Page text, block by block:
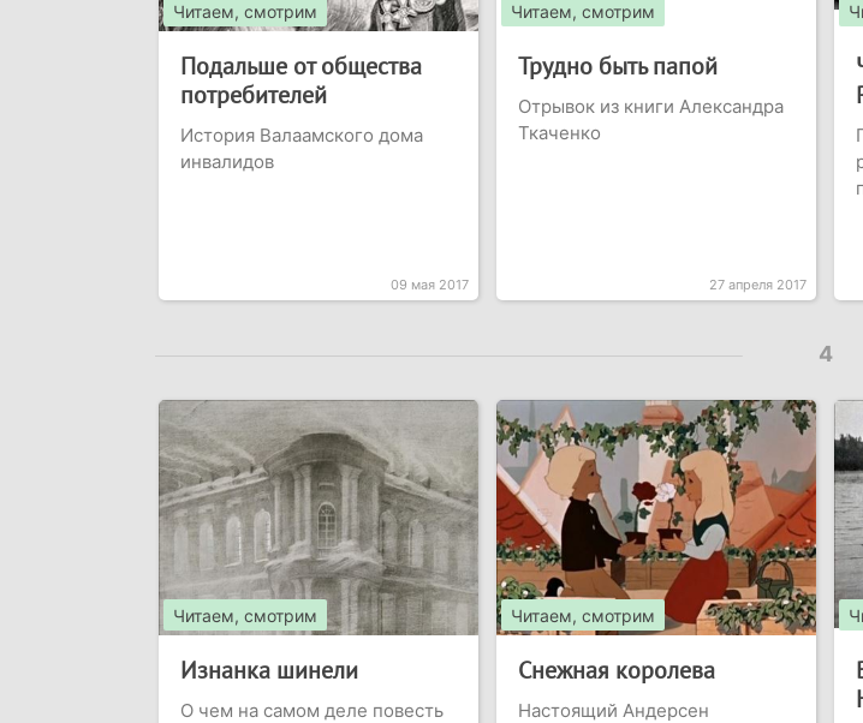
Читаем, смотрим
Подальше от общества
потребителей
История Валаамского дома
инвалидов
09 мая 2017
Читаем, смотрим
Трудно быть папой
Отрывок из книги Александра
Ткаченко
27 апреля 2017
4
Читаем, смотрим
Изнанка шинели
О чем на самом деле повесть
Читаем, смотрим
Снежная королева
Настоящий Андерсен